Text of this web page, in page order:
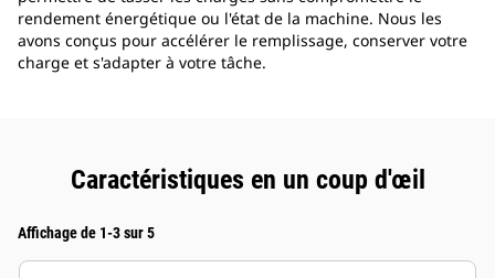
rendement énergétique ou l'état de la machine. Nous les
avons conçus pour accélérer le remplissage, conserver votre
charge et s'adapter à votre tâche.
Caractéristiques en un coup d'œil
Affichage de 1-3 sur 5